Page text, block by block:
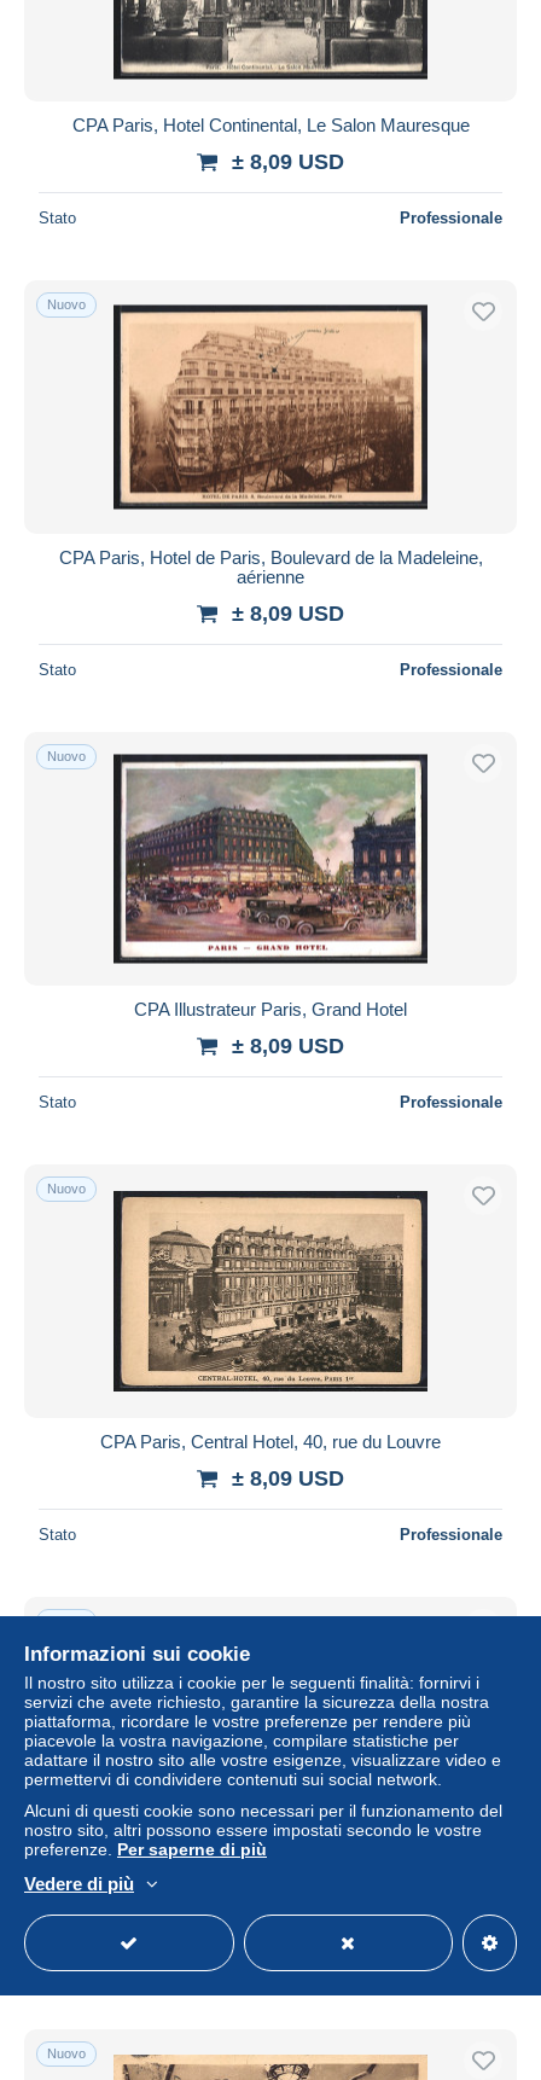
CPA Paris, Hotel Continental, Le Salon Mauresque
± 8,09 USD
Stato Professionale
Nuovo
CPA Paris, Hotel de Paris, Boulevard de la Madeleine,
aérienne
± 8,09 USD
Stato Professionale
Nuovo
CPA Illustrateur Paris, Grand Hotel
± 8,09 USD
Stato Professionale
Nuovo
CPA Paris, Central Hotel, 40, rue du Louvre
± 8,09 USD
Stato Professionale
Nuovo
± 4,62 USD
Stato Professionale
Nuovo
Informazioni sui cookie
Il nostro sito utilizza i cookie per le seguenti finalità: fornirvi i
servizi che avete richiesto, garantire la sicurezza della nostra
piattaforma, ricordare le vostre preferenze per rendere più
piacevole la vostra navigazione, compilare statistiche per
adattare il nostro sito alle vostre esigenze, visualizzare video e
permettervi di condividere contenuti sui social network.
Alcuni di questi cookie sono necessari per il funzionamento del
nostro sito, altri possono essere impostati secondo le vostre
preferenze. Per saperne di più
Vedere di più